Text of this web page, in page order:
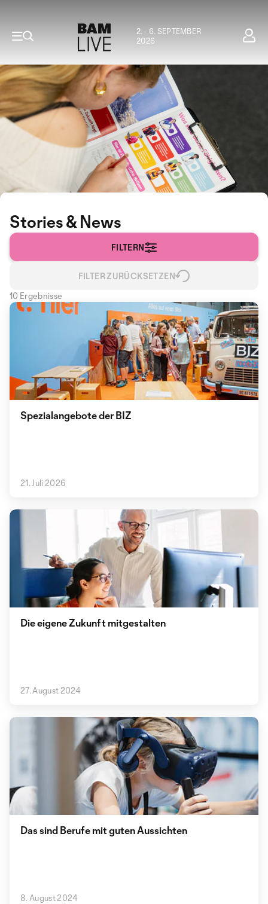
2. - 6. SEPTEMBER
2026
Stories & News
FILTERN
FILTER ZURÜCKSETZEN
10 Ergebnisse
Spezialangebote der BIZ
21. Juli 2026
Die eigene Zukunft mitgestalten
27. August 2024
Das sind Berufe mit guten Aussichten
8. August 2024